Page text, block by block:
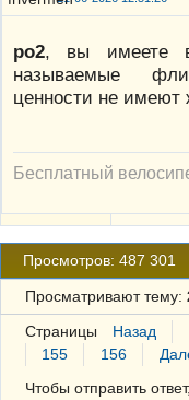
po2, вы имеете
называемые
ценности не имеют
Бесплатный
Просмотров: 487 301
Просматривают тему:
Страницы Назад
155
156
Чтобы отправить